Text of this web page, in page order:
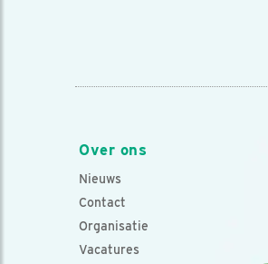
Over ons
Nieuws
Contact
Organisatie
Vacatures